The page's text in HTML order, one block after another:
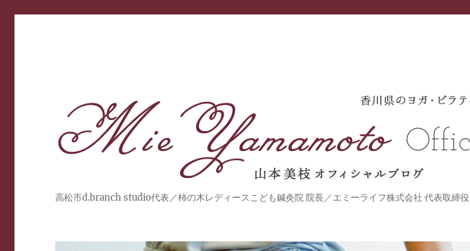
高松市d.branch studio代表／柿の木レディースこども鍼灸院 院長／エミーライフ株式会社 代表取締役